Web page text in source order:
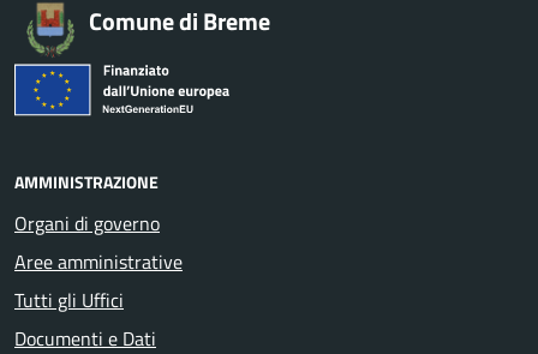
Comune di Breme
AMMINISTRAZIONE
Organi di governo
Aree amministrative
Tutti gli Uffici
Documenti e Dati